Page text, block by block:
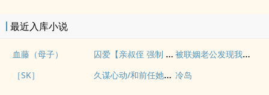
最近入库小说
血藤（母子） 囚爱【亲叔侄 强制 1v1 H】 被联姻老公发现我写po文后
［SK］ 久谋心动/和前任她小姨先婚后爱 冷岛